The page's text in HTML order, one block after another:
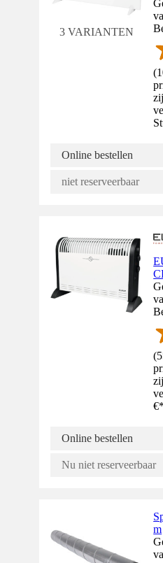
3 VARIANTEN
(
Online bestellen
niet reserveerbaar
(
€
Online bestellen
Nu niet reserveerbaar
m